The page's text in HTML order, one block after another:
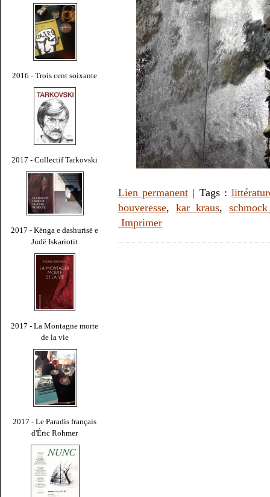
2016 - Trois cent soixante
2017 - Collectif Tarkovski
2017 - Kënga e dashurisë e
Judë Iskariotit
2017 - La Montagne morte
de la vie
2017 - Le Paradis français
d'Éric Rohmer
Lien permanent | Tags :
bouveresse, kar kraus,
Imprimer